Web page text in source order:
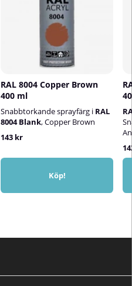
RAL 8004 Copper Brown
400 ml
Snabbtorkande sprayfärg i RAL
8004 Blank, Copper Brown
143 kr
Köp!